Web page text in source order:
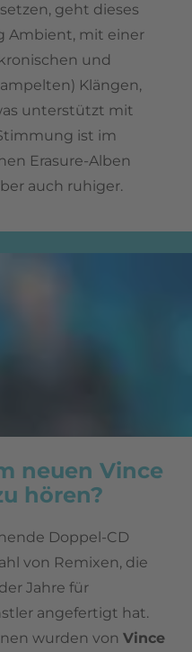
geht dieses
Ambient, mit einer
und
Klängen,
unterstützt mit
ist im
Erasure-Alben
auch ruhiger.
neuen Vince
hören?
Doppel-CD
von Remixen, die
Jahre für
angefertigt hat.
wurden von Vince